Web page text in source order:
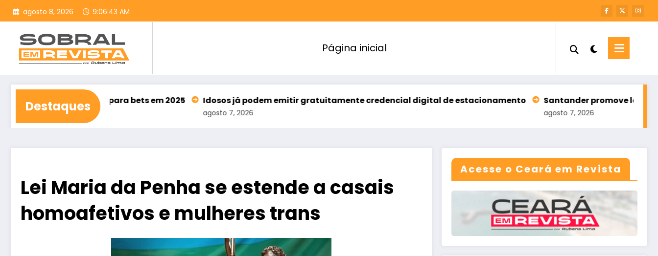
Pular
para
conteúdo
agosto 8, 2026 9:06:44 AM
Página inicial
Destaques
R$ 62,5 bilhões para bets em 2025 Idosos já podem emitir gratuitamente credencial digital de estacionamento
agosto 7, 2026
Santander promove leilão com
agosto 7, 2026
Lei Maria da Penha se estende a casais
homoafetivos e mulheres trans
Acesse o Ceará em Revista